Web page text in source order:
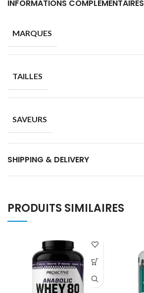
INFORMATIONS COMPLÉMENTAIRES
MARQUES
TAILLES
SAVEURS
SHIPPING & DELIVERY
PRODUITS SIMILAIRES